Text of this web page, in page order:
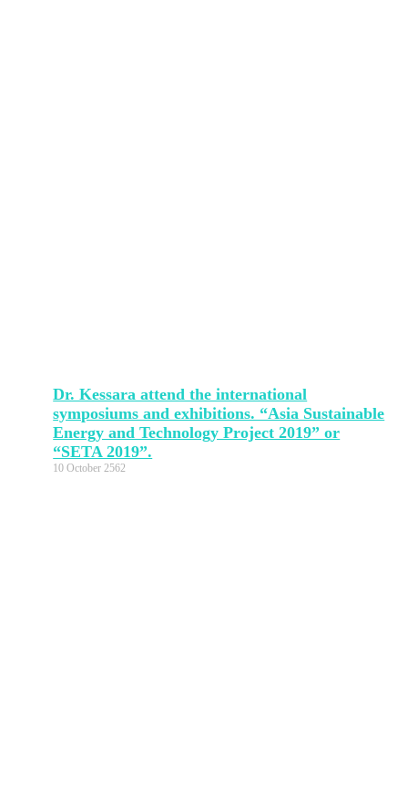
Dr. Kessara attend the international
symposiums and exhibitions. “Asia Sustainable
Energy and Technology Project 2019” or
“SETA 2019”.
10 October 2562